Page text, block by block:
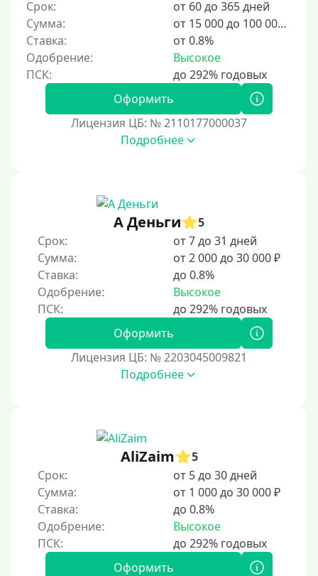
Срок:
от 60 до 365 дней
Сумма:
от 15 000 до 100 000 ₽
Ставка:
от 0.8%
Одобрение:
Высокое
Оформить
Лицензия ЦБ: № 2110177000037
Подробнее
А Деньги
5
Срок:
от 7 до 31 дней
Сумма:
от 2 000 до 30 000 ₽
Ставка:
до 0.8%
Одобрение:
Высокое
Оформить
Лицензия ЦБ: № 2203045009821
Подробнее
AliZaim
5
Срок:
от 5 до 30 дней
Сумма:
от 1 000 до 30 000 ₽
Ставка:
до 0.8%
Одобрение:
Высокое
Оформить